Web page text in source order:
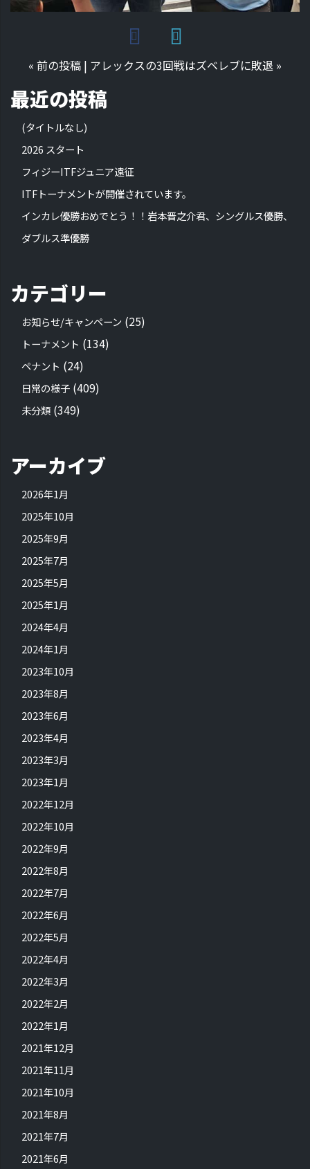
« 前の投稿 | アレックスの3回戦はズベレブに敗退 »
最近の投稿
(タイトルなし)
2026 スタート
フィジーITFジュニア遠征
ITFトーナメントが開催されています。
インカレ優勝おめでとう！！岩本晋之介君、シングルス優勝、
ダブルス準優勝
カテゴリー
お知らせ/キャンペーン (25)
トーナメント (134)
ペナント (24)
日常の様子 (409)
未分類 (349)
アーカイブ
2026年1月
2025年10月
2025年9月
2025年7月
2025年5月
2025年1月
2024年4月
2024年1月
2023年10月
2023年8月
2023年6月
2023年4月
2023年3月
2023年1月
2022年12月
2022年10月
2022年9月
2022年8月
2022年7月
2022年6月
2022年5月
2022年4月
2022年3月
2022年2月
2022年1月
2021年12月
2021年11月
2021年10月
2021年8月
2021年7月
2021年6月